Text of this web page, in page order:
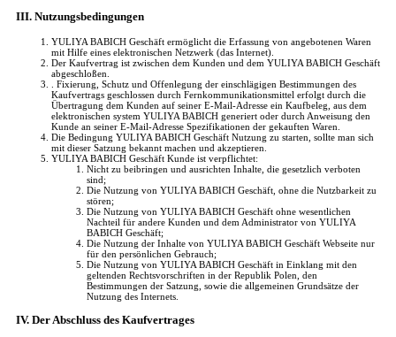
III. Nutzungsbedingungen
YULIYA BABICH Geschäft ermöglicht die Erfassung von angebotenen Waren
mit Hilfe eines elektronischen Netzwerk (das Internet).
Der Kaufvertrag ist zwischen dem Kunden und dem YULIYA BABICH Geschäft
abgeschloßen.
. Fixierung, Schutz und Offenlegung der einschlägigen Bestimmungen des
Kaufvertrags geschlossen durch Fernkommunikationsmittel erfolgt durch die
Übertragung dem Kunden auf seiner E-Mail-Adresse ein Kaufbeleg, aus dem
elektronischen system YULIYA BABICH generiert oder durch Anweisung den
Kunde an seiner E-Mail-Adresse Spezifikationen der gekauften Waren.
Die Bedingung YULIYA BABICH Geschäft Nutzung zu starten, sollte man sich
mit dieser Satzung bekannt machen und akzeptieren.
YULIYA BABICH Geschäft Kunde ist verpflichtet:
Nicht zu beibringen und ausrichten Inhalte, die gesetzlich verboten
sind;
Die Nutzung von YULIYA BABICH Geschäft, ohne die Nutzbarkeit zu
stören;
Die Nutzung von YULIYA BABICH Geschäft ohne wesentlichen
Nachteil für andere Kunden und dem Administrator von YULIYA
BABICH Geschäft;
Die Nutzung der Inhalte von YULIYA BABICH Geschäft Webseite nur
für den persönlichen Gebrauch;
Die Nutzung von YULIYA BABICH Geschäft in Einklang mit den
geltenden Rechtsvorschriften in der Republik Polen, den
Bestimmungen der Satzung, sowie die allgemeinen Grundsätze der
Nutzung des Internets.
IV. Der Abschluss des Kaufvertrages